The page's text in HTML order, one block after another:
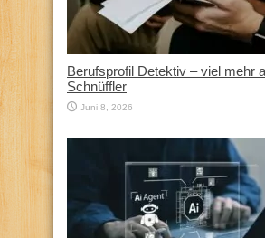
Berufsprofil Detektiv – viel mehr
Schnüffler
Juni 8, 2026